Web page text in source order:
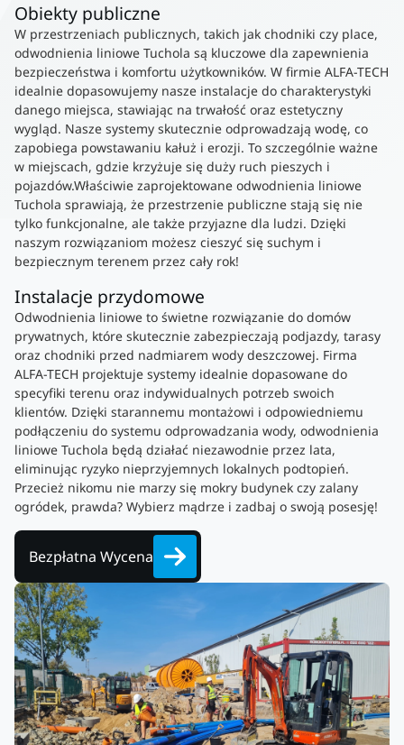
Obiekty publiczne
W przestrzeniach publicznych, takich jak chodniki czy place,
odwodnienia liniowe Tuchola są kluczowe dla zapewnienia
bezpieczeństwa i komfortu użytkowników. W firmie ALFA-TECH
idealnie dopasowujemy nasze instalacje do charakterystyki
danego miejsca, stawiając na trwałość oraz estetyczny
wygląd. Nasze systemy skutecznie odprowadzają wodę, co
zapobiega powstawaniu kałuż i erozji. To szczególnie ważne
w miejscach, gdzie krzyżuje się duży ruch pieszych i
pojazdów.Właściwie zaprojektowane odwodnienia liniowe
Tuchola sprawiają, że przestrzenie publiczne stają się nie
tylko funkcjonalne, ale także przyjazne dla ludzi. Dzięki
naszym rozwiązaniom możesz cieszyć się suchym i
bezpiecznym terenem przez cały rok!
Instalacje przydomowe
Odwodnienia liniowe to świetne rozwiązanie do domów
prywatnych, które skutecznie zabezpieczają podjazdy, tarasy
oraz chodniki przed nadmiarem wody deszczowej. Firma
ALFA-TECH projektuje systemy idealnie dopasowane do
specyfiki terenu oraz indywidualnych potrzeb swoich
klientów. Dzięki starannemu montażowi i odpowiedniemu
podłączeniu do systemu odprowadzania wody, odwodnienia
liniowe Tuchola będą działać niezawodnie przez lata,
eliminując ryzyko nieprzyjemnych lokalnych podtopień.
Przecież nikomu nie marzy się mokry budynek czy zalany
ogródek, prawda? Wybierz mądrze i zadbaj o swoją posesję!
Bezpłatna Wycena